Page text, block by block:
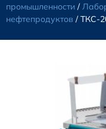
промышленности /
нефтепродуктов / ТКС-